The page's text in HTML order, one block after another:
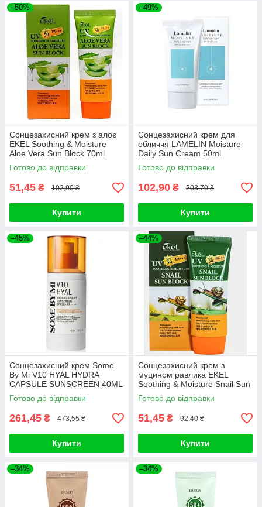
–50%
Сонцезахисний крем з алоє
EKEL Soothing & Moisture
Aloe Vera Sun Block 70ml
Готово до відправки
51,45 ₴ 102,90 ₴
Купити
–49%
Сонцезахисний крем для
обличчя LAMELIN Moisture
Daily Sun Cream 50ml
Готово до відправки
102,90 ₴ 203,70 ₴
Купити
–45%
Сонцезахисний крем Some
By Mi V10 HYAL HYDRA
CAPSULE SUNSCREEN 40ML
Готово до відправки
261,45 ₴ 473,55 ₴
Купити
–44%
Сонцезахисний крем з
муцином равлика EKEL
Soothing & Moisture Snail Sun
Block 70ml
Готово до відправки
51,45 ₴ 92,40 ₴
Купити
–34% –34%